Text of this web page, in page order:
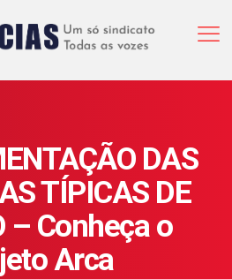
DAS
TÍPICAS DE
– Conheça o
Arca